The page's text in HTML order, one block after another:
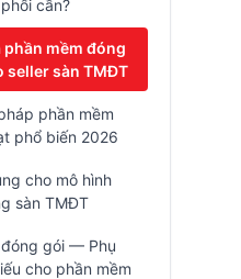
cần?
mềm đóng
seller sàn TMĐT
phần mềm
phổ biến 2026
cho mô hình
sàn TMĐT
gói — Phụ
cho phần mềm